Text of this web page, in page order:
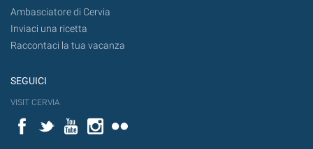
Ambasciatore di Cervia
Inviaci una ricetta
Raccontaci la tua vacanza
SEGUICI
VISIT CERVIA
FacebookTwitterYouTubeInstagram